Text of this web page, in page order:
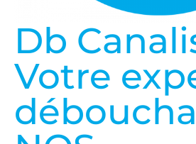
Db
Votre